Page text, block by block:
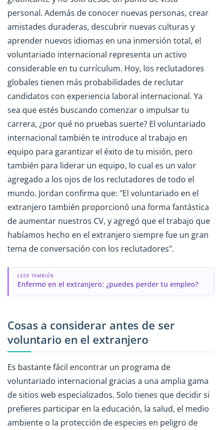
personal. Además de conocer nuevas personas, crear
amistades duraderas, descubrir nuevas culturas y
aprender nuevos idiomas en una inmersión total, el
voluntariado internacional representa un activo
considerable en tu currículum. Hoy, los reclutadores
globales tienen más probabilidades de reclutar
candidatos con experiencia laboral internacional. Ya
sea que estés buscando comenzar o impulsar tu
carrera, ¿por qué no pruebas suerte? El voluntariado
internacional también te introduce al trabajo en
equipo para garantizar el éxito de tu misión, pero
también para liderar un equipo, lo cual es un valor
agregado a los ojos de los reclutadores de todo el
mundo. Jordan confirma que: "El voluntariado en el
extranjero también proporcionó una forma fantástica
de aumentar nuestros CV, y agregó que el trabajo que
habíamos hecho en el extranjero siempre fue un gran
tema de conversación con los reclutadores".
LEER TAMBIÉN
Enfermo en el extranjero: ¿puedes perder tu empleo?
Cosas a considerar antes de ser
voluntario en el extranjero
Es bastante fácil encontrar un programa de
voluntariado internacional gracias a una amplia gama
de sitios web especializados. Solo tienes que decidir si
prefieres participar en la educación, la salud, el medio
ambiente o la protección de especies en peligro de